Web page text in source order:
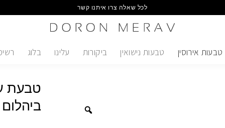
לכל שאלה צרו איתנו קשר
טבעות אירוסין טבעות נישואין ביקורות עלינו בלוג
טבעת